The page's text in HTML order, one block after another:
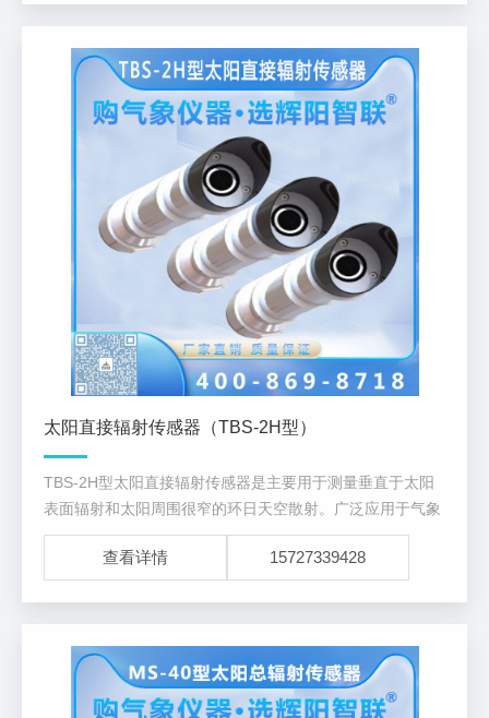
太阳直接辐射传感器（TBS-2H型）
TBS-2H型太阳直接辐射传感器是主要用于测量垂直于太阳
表面辐射和太阳周围很窄的环日天空散射。广泛应用于气象
探测、太阳能利用、农业、建筑物理研究、生态监测考察部
查看详情 15727339428